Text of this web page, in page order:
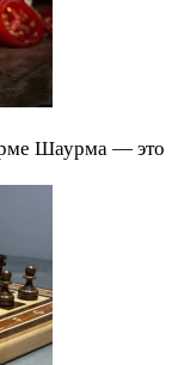
Шаурма — это